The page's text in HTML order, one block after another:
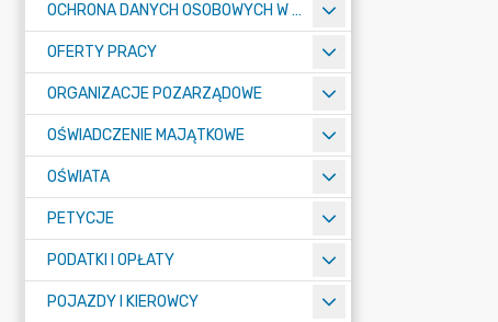
OCHRONA DANYCH OSOBOWYCH W URZĘDZIE MIASTA ŻORY - RODO
OFERTY PRACY
ORGANIZACJE POZARZĄDOWE
OŚWIADCZENIE MAJĄTKOWE
OŚWIATA
PETYCJE
PODATKI I OPŁATY
POJAZDY I KIEROWCY